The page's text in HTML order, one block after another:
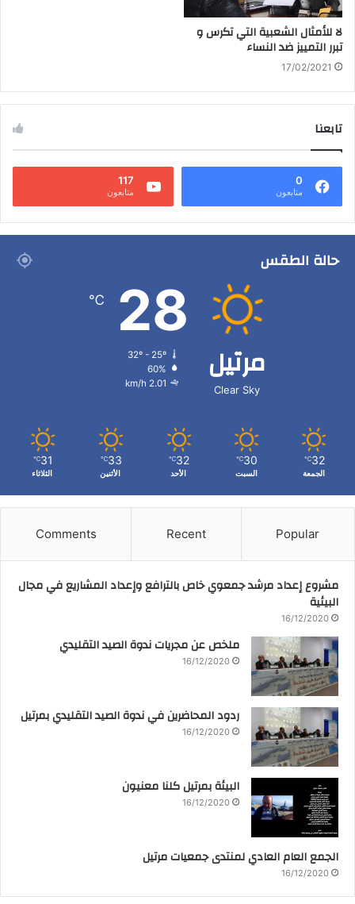
لا للأمثال الشعبية التي تكرس و
تبرر التمييز ضد النساء
17/02/2021
تابعنا
0
متابعون
117
متابعون
حالة الطقس
مرتيل
Clear Sky
28
℃
32º - 25º
60%
2.01 km/h
32
℃
الجمعة
30
℃
السبت
32
℃
الأحد
33
℃
الأثنين
31
℃
الثلاثاء
Popular
Recent
Comments
مشروع إعداد مرشد جمعوي خاص بالترافع وإعداد المشاريع في مجال
البيئية
16/12/2020
ملخص عن مجريات ندوة الصيد التقليدي
16/12/2020
ردود المحاضرين في ندوة الصيد التقليدي بمرتيل
16/12/2020
البيئة بمرتيل كلنا معنيون
16/12/2020
الجمع العام العادي لمنتدى جمعيات مرتيل
16/12/2020